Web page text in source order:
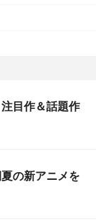
目作＆話題作
の新アニメを